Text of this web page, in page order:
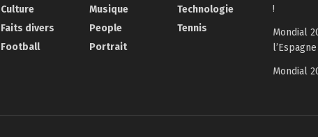
Culture
Faits divers
Football
Musique
People
Portrait
Technologie
Tennis
!
Mondial
l’Espagne
Mondial